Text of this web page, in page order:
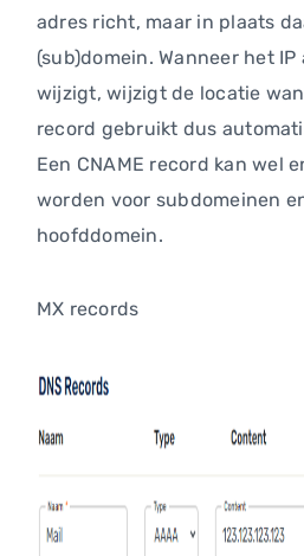
adres richt, maar in plaats
(sub)domein. Wanneer het
wijzigt, wijzigt de locatie
record gebruikt dus
Een CNAME record kan wel
worden voor subdomeinen
hoofddomein.
MX records